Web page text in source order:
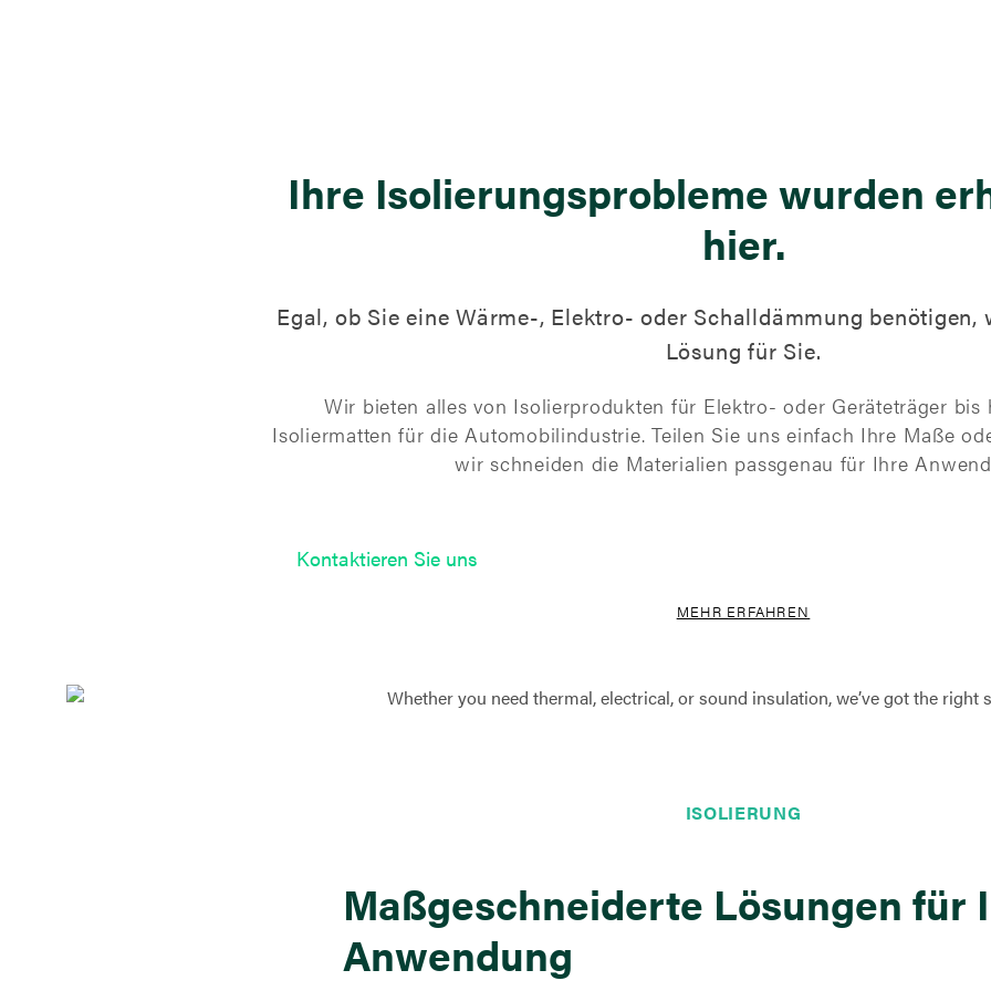
Ihre Isolierungsprobleme wurden
hier.
Egal, ob Sie eine Wärme-, Elektro- oder Schalldämmung
Lösung für Sie.
Wir bieten alles von Isolierprodukten für Elektro- oder Geräteträger
Isoliermatten für die Automobilindustrie. Teilen Sie uns einfach Ihre Maße
wir schneiden die Materialien passgenau für Ihre
Kontaktieren Sie uns
MEHR ERFAHREN
ISOLIERUNG
Maßgeschneiderte Lösungen für
Anwendung